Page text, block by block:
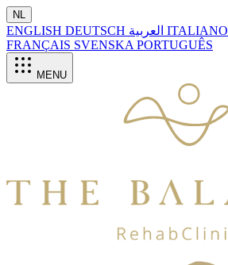
NL
ENGLISH DEUTSCH ITALIANO
FRANÇAIS SVENSKA PORTUGUÊS
MENU